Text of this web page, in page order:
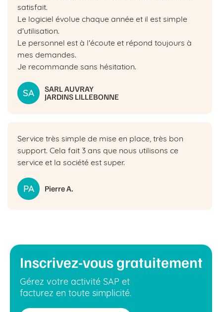
satisfait.
Le logiciel évolue chaque année et il est simple
d'utilisation.
Le personnel est à l'écoute et répond toujours à
mes demandes.
Je recommande sans hésitation.
SA
SARL AUVRAY
JARDINS LILLEBONNE
Service très simple de mise en place, très bon
support. Cela fait 3 ans que nous utilisons ce
service et la société est super.
PA Pierre A.
Inscrivez-vous gratuitement
Gérez votre activité SAP et
facturez en toute simplicité.